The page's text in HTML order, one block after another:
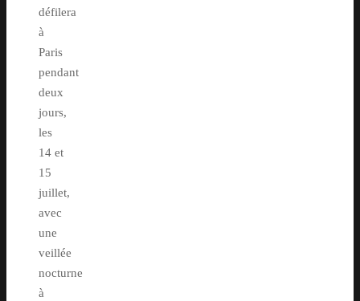
défilera
à
Paris
pendant
deux
jours,
les
14 et
15
juillet,
avec
une
veillée
nocturne
à